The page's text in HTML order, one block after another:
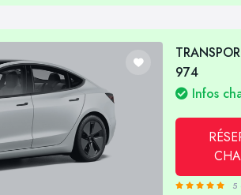
974
Infos
5